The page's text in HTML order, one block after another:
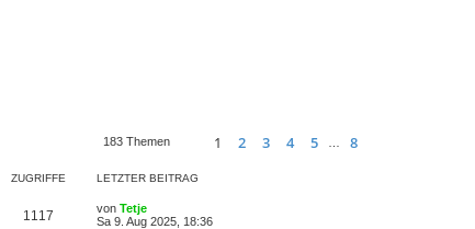
183 Themen
Seite von
1 2 3 4 5 8
ZUGRIFFE LETZTER BEITRAG
1117 von Tetje
Sa 9. Aug 2025, 18:36